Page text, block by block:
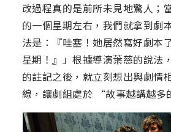
改過程真的是前所未見地驚人；
的一個星期左右，我們就拿到劇
法是：『哇塞！她居然寫好劇本
星期！』」根據導演葉慈的說法
的註記之後，就立刻想出與劇情
線，讓劇組處於 “故事越講越多